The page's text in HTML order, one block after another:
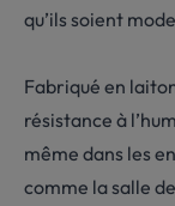
qu’ils soient
Fabriqué en
résistance à
même dans les
comme la salle